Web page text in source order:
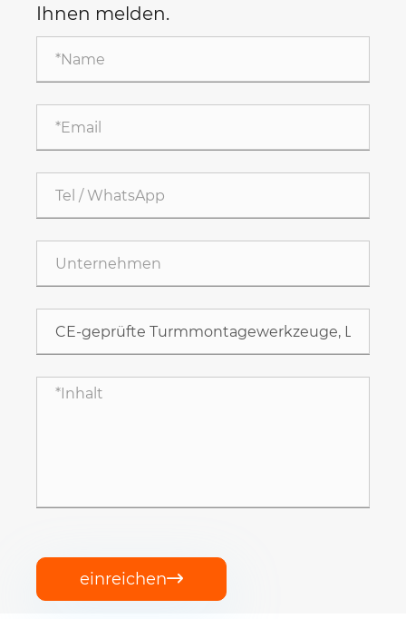
Ihnen melden.
einreichen